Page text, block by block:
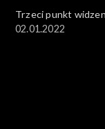
Trzeci punkt
02.01.2022